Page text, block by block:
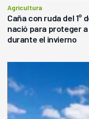
Agricultura
Caña con ruda del 1°
nació para proteger
durante el invierno